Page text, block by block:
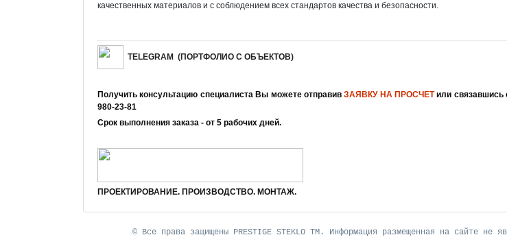
качественных материалов и с соблюдением всех стандартов качества и безопасности.
TELEGRAM (ПОРТФОЛИО С ОБЪЕКТОВ)
Получить консультацию специалиста Вы можете отправивЗАЯВКУ НА ПРОСЧЕТили связавшись
980-23-81
Срок выполнения заказа - от 5 рабочих дней.
ПРОЕКТИРОВАНИЕ. ПРОИЗВОДСТВО. МОНТАЖ.
© Все права защищены PRESTIGE STEKLO ТМ. Информация размещенная на сайте не